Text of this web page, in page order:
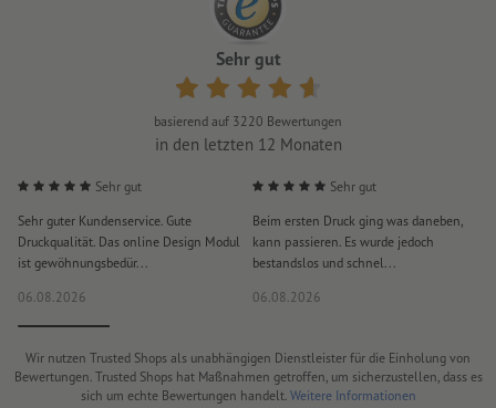
Sehr gut
basierend auf 3220 Bewertungen
in den letzten 12 Monaten
Sehr gut
Sehr guter Kundenservice. Gute
Druckqualität. Das online Design Modul
ist gewöhnungsbedür...
06.08.2026
Sehr gut
Beim ersten Druck ging was daneben,
kann passieren. Es wurde jedoch
bestandslos und schnel...
06.08.2026
Wir nutzen Trusted Shops als unabhängigen Dienstleister für die Einholung von
Bewertungen. Trusted Shops hat Maßnahmen getroffen, um sicherzustellen, dass es
sich um echte Bewertungen handelt. Weitere Informationen